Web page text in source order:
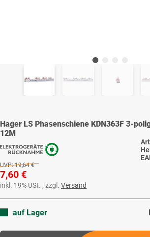
Hager LS Phasenschiene KDN363F 3-
12M
UVP: 19,64 €
7,60 €
inkl. 19% USt. , zzgl. Versand
auf Lager